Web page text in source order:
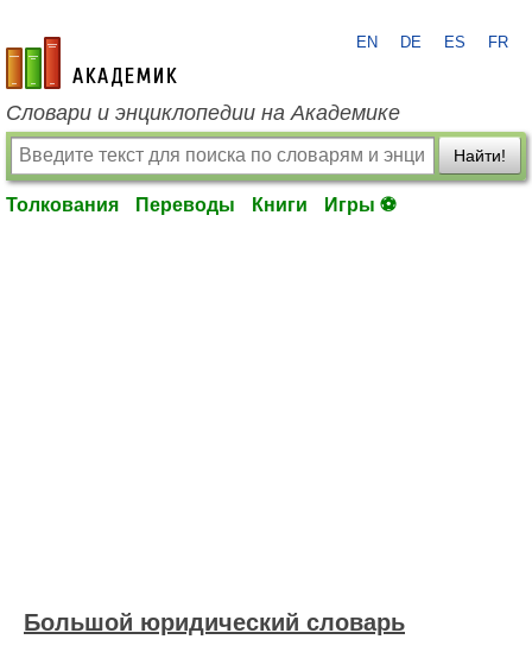
academic.ru
EN DE ES FR
Словари и энциклопедии на Академике
Найти!
Толкования Переводы Книги Игры ⚽
Большой юридический словарь